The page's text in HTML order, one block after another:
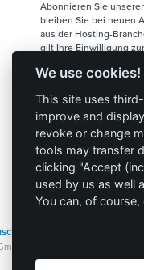
Abonnieren Sie
bleiben Sie bei neuen
aus der Hosting-
gilt Ihre Einwilligung
Kein Spam,
Wir werden Ihnen
halben Jahr zusenden.
nicht an Dritte
We use cookies!
This site uses
improve and
revoke or change
tools may transfer
clicking "Accept
used by us as well
You can, of